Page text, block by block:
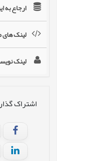
ارجاع به
لینک های
لینک
اشتراک